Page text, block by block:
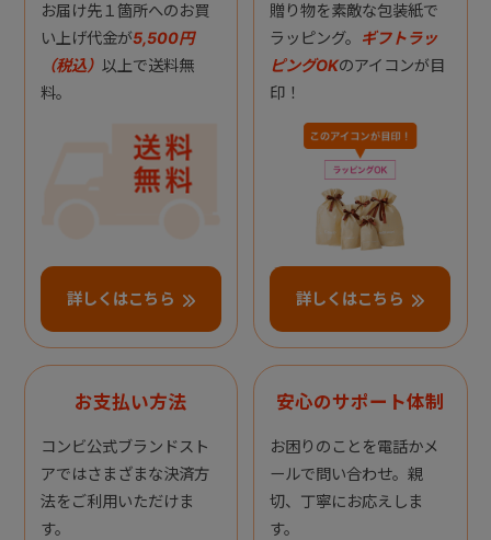
お届け先１箇所へのお買
い上げ代金が5,500円
（税込） 以上で送料無
料。
詳しくはこちら
贈り物を素敵な包装紙で
ラッピング。 ギフトラッ
ピングOKのアイコンが目
印！
詳しくはこちら
お支払い方法
コンビ公式ブランドスト
アではさまざまな決済方
法をご利用いただけま
す。
安心のサポート体制
お困りのことを電話かメ
ールで問い合わせ。親
切、丁寧にお応えしま
す。